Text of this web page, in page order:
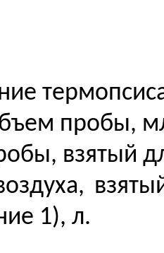
пробы,
взятый
1), л.